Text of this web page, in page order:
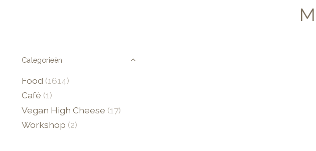
Categorieën
Food (1614)
Café (1)
Vegan High Cheese (17)
Workshop (2)